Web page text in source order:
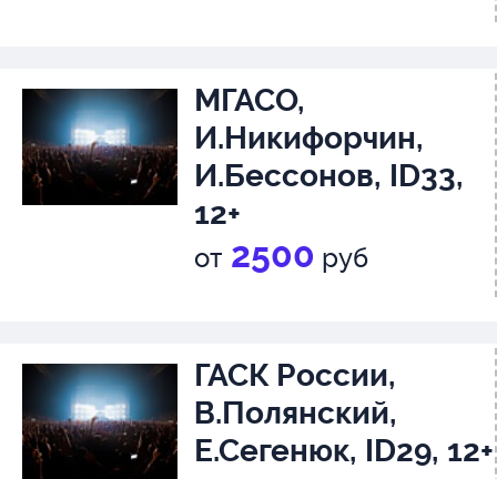
МГАСО,
И.Никифорчин,
И.Бессонов, ID33,
12+
от 2500 руб
ГАСК России,
В.Полянский,
Е.Сегенюк, ID29, 12+